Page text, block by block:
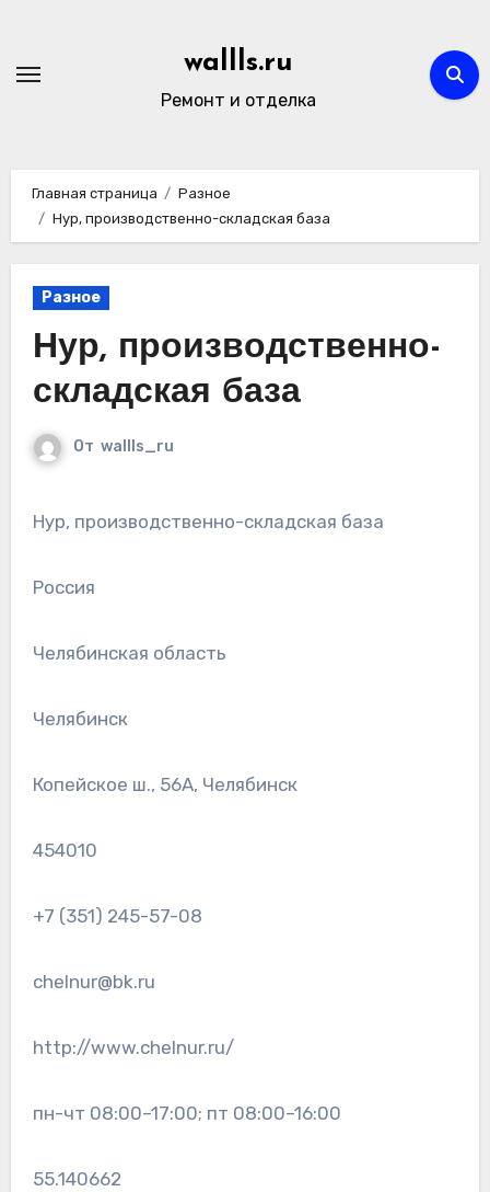
содержимому
wallls.ru
Ремонт и отделка
Главная страница
Разное
Нур, производственно-складская база
Разное
Нур, производственно-
складская база
От wallls_ru
Нур, производственно-складская база
Россия
Челябинская область
Челябинск
Копейское ш., 56А, Челябинск
454010
+7 (351) 245-57-08
chelnur@bk.ru
http://www.chelnur.ru/
пн-чт 08:00–17:00; пт 08:00–16:00
55.140662